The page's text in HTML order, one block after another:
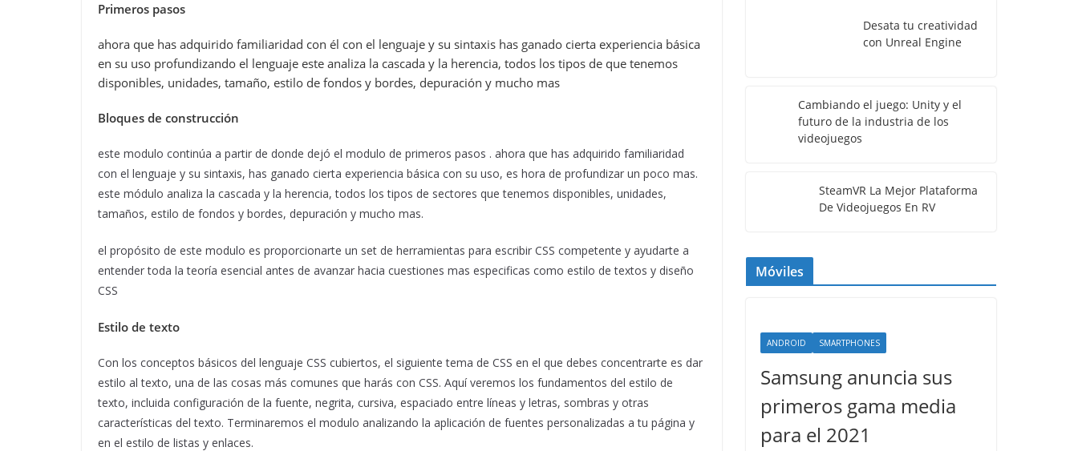
Primeros pasos
ahora que has adquirido familiaridad con él con el lenguaje y su sintaxis has ganado cierta experiencia básica
en su uso profundizando el lenguaje este analiza la cascada y la herencia, todos los tipos de que tenemos
disponibles, unidades, tamaño, estilo de fondos y bordes, depuración y mucho mas
Bloques de construcción
este modulo continúa a partir de donde dejó el modulo de primeros pasos . ahora que has adquirido familiaridad
con el lenguaje y su sintaxis, has ganado cierta experiencia básica con su uso, es hora de profundizar un poco mas.
este módulo analiza la cascada y la herencia, todos los tipos de sectores que tenemos disponibles, unidades,
tamaños, estilo de fondos y bordes, depuración y mucho mas.
el propósito de este modulo es proporcionarte un set de herramientas para escribir CSS competente y ayudarte a
entender toda la teoría esencial antes de avanzar hacia cuestiones mas especificas como estilo de textos y diseño
CSS
Estilo de texto
Con los conceptos básicos del lenguaje CSS cubiertos, el siguiente tema de CSS en el que debes concentrarte es dar
estilo al texto, una de las cosas más comunes que harás con CSS. Aquí veremos los fundamentos del estilo de
texto, incluida configuración de la fuente, negrita, cursiva, espaciado entre líneas y letras, sombras y otras
características del texto. Terminaremos el modulo analizando la aplicación de fuentes personalizadas a tu página y
en el estilo de listas y enlaces.
Desata tu creatividad
con Unreal Engine
Cambiando el juego: Unity y el
futuro de la industria de los
videojuegos
SteamVR La Mejor Plataforma
De Videojuegos En RV
Móviles
ANDROID SMARTPHONES
Samsung anuncia sus
primeros gama media
para el 2021